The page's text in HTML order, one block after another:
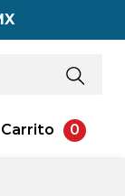
Carrito 0